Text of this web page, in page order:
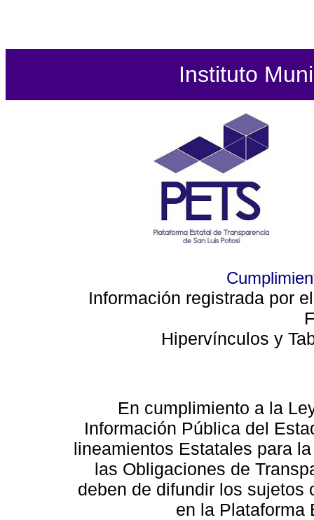
Instituto
Información registrada por
Hipervínculos y
En cumplimiento a la
Información Pública del
lineamientos Estatales para
las Obligaciones de
deben de difundir los sujetos
en la Plataforma